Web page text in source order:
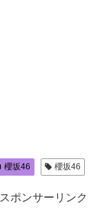
櫻坂46 櫻坂46
スポンサーリンク